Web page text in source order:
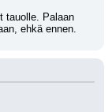
tauolle. Palaan
ehkä ennen.